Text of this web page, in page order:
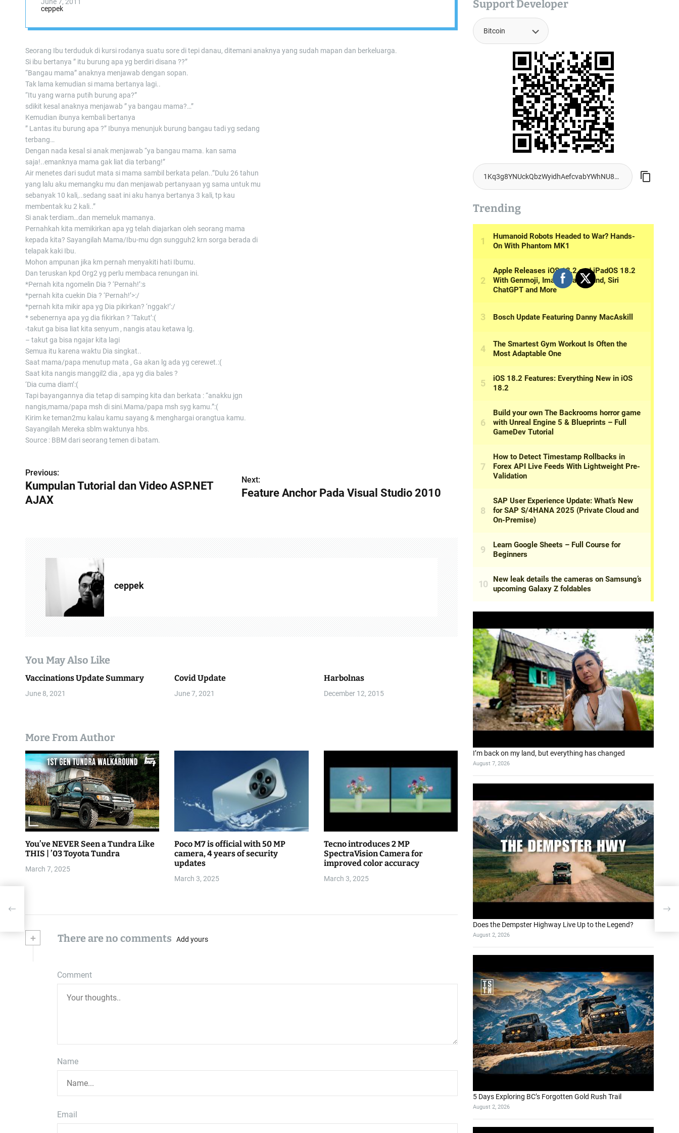
ceppek
Seorang Ibu terduduk di kursi rodanya suatu sore di tepi danau, ditemani anaknya yang sudah mapan dan berkeluarga.
Si ibu bertanya ” itu burung apa yg berdiri disana ??”
“Bangau mama” anaknya menjawab dengan sopan.
Tak lama kemudian si mama bertanya lagi..
“Itu yang warna putih burung apa?”
sdikit kesal anaknya menjawab ” ya bangau mama?…”
Kemudian ibunya kembali bertanya
” Lantas itu burung apa ?” Ibunya menunjuk burung bangau tadi yg sedang
terbang…
Dengan nada kesal si anak menjawab “ya bangau mama. kan sama
saja!..emanknya mama gak liat dia terbang!”
Air menetes dari sudut mata si mama sambil berkata pelan..”Dulu 26 tahun
yang lalu aku memangku mu dan menjawab pertanyaan yg sama untuk mu
sebanyak 10 kali,..sedang saat ini aku hanya bertanya 3 kali, tp kau
membentak ku 2 kali..”
Si anak terdiam…dan memeluk mamanya.
Pernahkah kita memikirkan apa yg telah diajarkan oleh seorang mama
kepada kita? Sayangilah Mama/Ibu-mu dgn sungguh2 krn sorga berada di
telapak kaki Ibu.
Mohon ampunan jika km pernah menyakiti hati Ibumu.
Dan teruskan kpd Org2 yg perlu membaca renungan ini.
*Pernah kita ngomelin Dia ? ‘Pernah!’:s
*pernah kita cuekin Dia ? ‘Pernah!’>:/
*pernah kita mikir apa yg Dia pikirkan? ‘nggak!’:/
* sebenernya apa yg dia fikirkan ? ‘Takut’:(
-takut ga bisa liat kita senyum , nangis atau ketawa lg.
– takut ga bisa ngajar kita lagi
Semua itu karena waktu Dia singkat..
Saat mama/papa menutup mata , Ga akan lg ada yg cerewet.:(
Saat kita nangis manggil2 dia , apa yg dia bales ?
‘Dia cuma diam’:(
Tapi bayangannya dia tetap di samping kita dan berkata : “anakku jgn
nangis,mama/papa msh di sini.Mama/papa msh syg kamu.”:(
Kirim ke teman2mu kalau kamu sayang & menghargai orangtua kamu.
Sayangilah Mereka sblm waktunya hbs.
Source : BBM dari seorang temen di batam.
P
o
t
Previous:
Kumpulan Tutorial dan Video ASP.NET
AJAX
Next:
Feature Anchor Pada Visual Studio 2010
ceppek
You May Also Like
Vaccinations Update Summary
June 8, 2021
Covid Update
June 7, 2021
Harbolnas
December 12, 2015
More From Author
You’ve NEVER Seen a Tundra Like
THIS | ’03 Toyota Tundra
March 7, 2025
Poco M7 is official with 50 MP
camera, 4 years of security
updates
March 3, 2025
Tecno introduces 2 MP
SpectraVision Camera for
improved color accuracy
March 3, 2025
+ There are no comments Add yours
Comment
Name
Email
Support Developer
Trending
I’m back on my land, but everything has changed
August 7, 2026
Does the Dempster Highway Live Up to the Legend?
August 2, 2026
5 Days Exploring BC’s Forgotten Gold Rush Trail
August 2, 2026